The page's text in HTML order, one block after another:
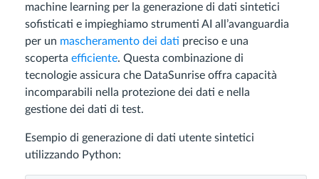
machine learning per la generazione di dati sintetici
sofisticati e impieghiamo strumenti AI all’avanguardia
per un mascheramento dei dati preciso e una
scoperta efficiente. Questa combinazione di
tecnologie assicura che DataSunrise offra capacità
incomparabili nella protezione dei dati e nella
gestione dei dati di test.
Esempio di generazione di dati utente sintetici
utilizzando Python: